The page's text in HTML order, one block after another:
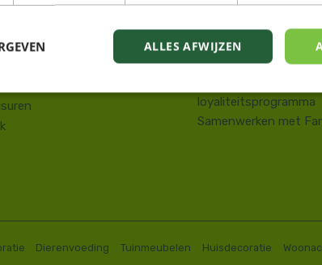
nummer: 0208:0845509606
Famiresto
Foodhall
Mobiele applicatie
Privacy policy
loyaliteitsprogramma
Samenwerken met
Dierenvoeding Tuinmeubelen Huisdecoratie
ALLES AFWIJZEN